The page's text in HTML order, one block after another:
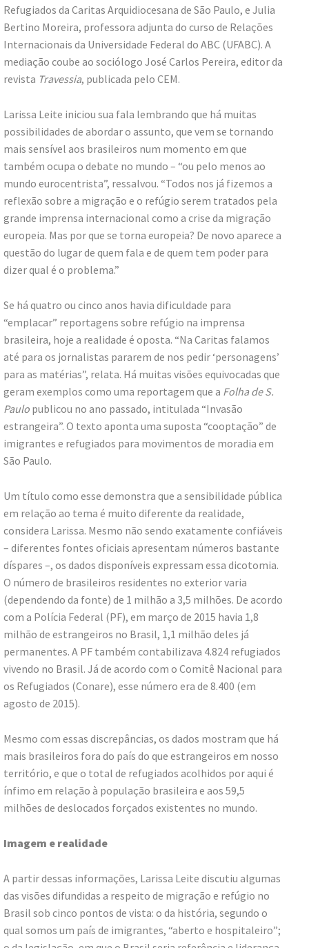
Refugiados da Caritas Arquidiocesana de São Paulo, e Julia
Bertino Moreira, professora adjunta do curso de Relações
Internacionais da Universidade Federal do ABC (UFABC). A
mediação coube ao sociólogo José Carlos Pereira, editor da
revista Travessia, publicada pelo CEM.
Larissa Leite iniciou sua fala lembrando que há muitas
possibilidades de abordar o assunto, que vem se tornando
mais sensível aos brasileiros num momento em que
também ocupa o debate no mundo – “ou pelo menos ao
mundo eurocentrista”, ressalvou. “Todos nos já fizemos a
reflexão sobre a migração e o refúgio serem tratados pela
grande imprensa internacional como a crise da migração
europeia. Mas por que se torna europeia? De novo aparece a
questão do lugar de quem fala e de quem tem poder para
dizer qual é o problema.”
Se há quatro ou cinco anos havia dificuldade para
“emplacar” reportagens sobre refúgio na imprensa
brasileira, hoje a realidade é oposta. “Na Caritas falamos
até para os jornalistas pararem de nos pedir ‘personagens’
para as matérias”, relata. Há muitas visões equivocadas que
geram exemplos como uma reportagem que a Folha de S.
Paulo publicou no ano passado, intitulada “Invasão
estrangeira”. O texto aponta uma suposta “cooptação” de
imigrantes e refugiados para movimentos de moradia em
São Paulo.
Um título como esse demonstra que a sensibilidade pública
em relação ao tema é muito diferente da realidade,
considera Larissa. Mesmo não sendo exatamente confiáveis
– diferentes fontes oficiais apresentam números bastante
díspares –, os dados disponíveis expressam essa dicotomia.
O número de brasileiros residentes no exterior varia
(dependendo da fonte) de 1 milhão a 3,5 milhões. De acordo
com a Polícia Federal (PF), em março de 2015 havia 1,8
milhão de estrangeiros no Brasil, 1,1 milhão deles já
permanentes. A PF também contabilizava 4.824 refugiados
vivendo no Brasil. Já de acordo com o Comitê Nacional para
os Refugiados (Conare), esse número era de 8.400 (em
agosto de 2015).
Mesmo com essas discrepâncias, os dados mostram que há
mais brasileiros fora do país do que estrangeiros em nosso
território, e que o total de refugiados acolhidos por aqui é
ínfimo em relação à população brasileira e aos 59,5
milhões de deslocados forçados existentes no mundo.
Imagem e realidade
A partir dessas informações, Larissa Leite discutiu algumas
das visões difundidas a respeito de migração e refúgio no
Brasil sob cinco pontos de vista: o da história, segundo o
qual somos um país de imigrantes, “aberto e hospitaleiro”;